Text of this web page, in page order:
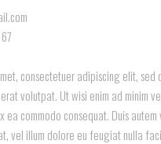
consectetuer adipiscing elit,
volutpat. Ut wisi enim ad minim
ea commodo consequat. Duis
vel illum dolore eu feugiat nulla